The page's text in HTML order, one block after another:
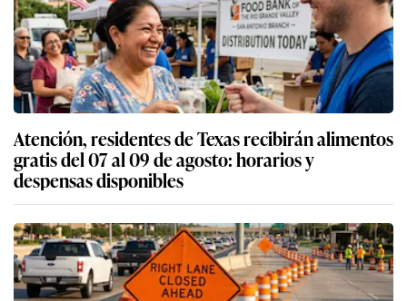
Atención, residentes de Texas recibirán alimentos
gratis del 07 al 09 de agosto: horarios y
despensas disponibles